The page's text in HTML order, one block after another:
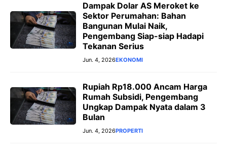
Dampak Dolar AS Meroket ke
Sektor Perumahan: Bahan
Bangunan Mulai Naik,
Pengembang Siap-siap Hadapi
Tekanan Serius
Jun. 4, 2026EKONOMI
Rupiah Rp18.000 Ancam Harga
Rumah Subsidi, Pengembang
Ungkap Dampak Nyata dalam 3
Bulan
Jun. 4, 2026PROPERTI